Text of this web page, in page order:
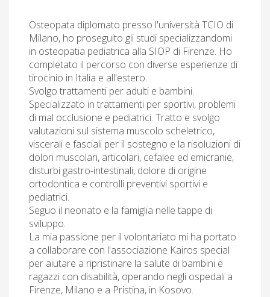
Osteopata diplomato presso l'università TCIO di
Milano, ho proseguito gli studi specializzandomi
in osteopatia pediatrica alla SIOP di Firenze. Ho
completato il percorso con diverse esperienze di
tirocinio in Italia e all'estero.
Svolgo trattamenti per adulti e bambini.
Specializzato in trattamenti per sportivi, problemi
di mal occlusione e pediatrici. Tratto e svolgo
valutazioni sul sistema muscolo scheletrico,
viscerali e fasciali per il sostegno e la risoluzioni di
dolori muscolari, articolari, cefalee ed emicranie,
disturbi gastro-intestinali, dolore di origine
ortodontica e controlli preventivi sportivi e
pediatrici.
Seguo il neonato e la famiglia nelle tappe di
sviluppo.
La mia passione per il volontariato mi ha portato
a collaborare con l'associazione Kairos special
per aiutare a ripristinare la salute di bambini e
ragazzi con disabilità, operando negli ospedali a
Firenze, Milano e a Pristina, in Kosovo.